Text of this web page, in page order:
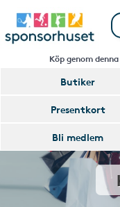
Köp genom
Butiker
Presentkort
Bli medlem